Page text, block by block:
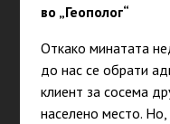
во „Геополог“
Откако минатата
до нас се обрати
клиент за сосема
населено место. Но,